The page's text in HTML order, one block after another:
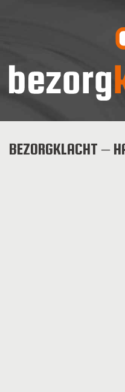
BEZORGKLACHT –